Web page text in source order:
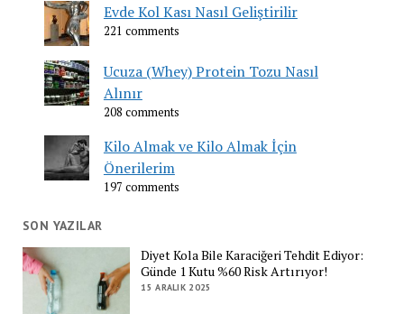
Evde Kol Kası Nasıl Geliştirilir
221 comments
Ucuza (Whey) Protein Tozu Nasıl
Alınır
208 comments
Kilo Almak ve Kilo Almak İçin
Önerilerim
197 comments
SON YAZILAR
Diyet Kola Bile Karaciğeri Tehdit Ediyor:
Günde 1 Kutu %60 Risk Artırıyor!
15 ARALIK 2025